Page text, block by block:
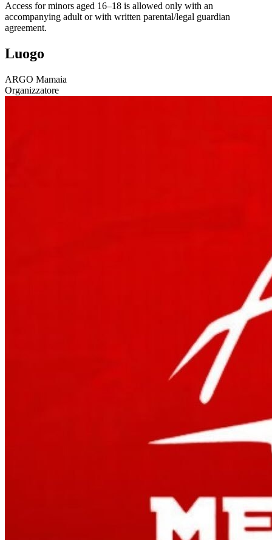
Access for minors aged 16–18 is allowed only with an
accompanying adult or with written parental/legal guardian
agreement.
Luogo
ARGO Mamaia
Organizzatore